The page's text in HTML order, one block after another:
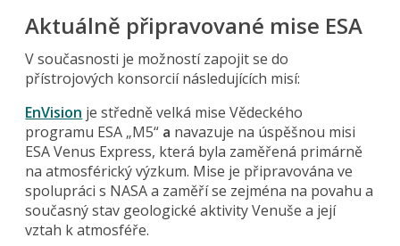
Aktuálně připravované mise ESA
V současnosti je možností zapojit se do
přístrojových konsorcií následujících misí:
EnVision je středně velká mise Vědeckého
programu ESA „M5“ a navazuje na úspěšnou misi
ESA Venus Express, která byla zaměřená primárně
na atmosférický výzkum. Mise je připravována ve
spolupráci s NASA a zaměří se zejména na povahu a
současný stav geologické aktivity Venuše a její
vztah k atmosféře.